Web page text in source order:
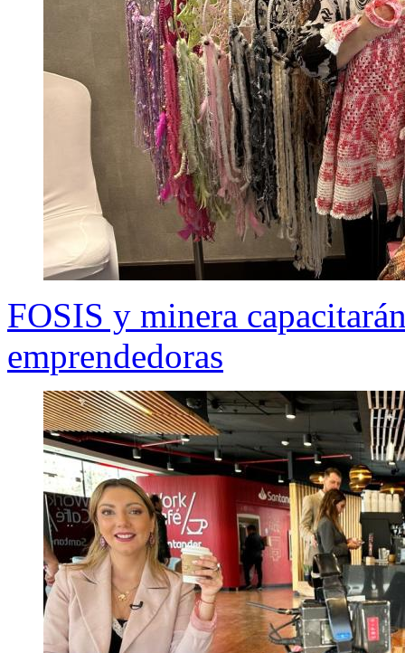
FOSIS y minera
emprendedoras